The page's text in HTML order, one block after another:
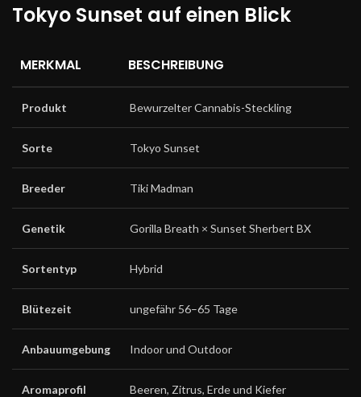
Tokyo Sunset auf einen Blick
MERKMAL BESCHREIBUNG
Produkt Bewurzelter Cannabis-Steckling
Sorte Tokyo Sunset
Breeder Tiki Madman
Genetik Gorilla Breath × Sunset Sherbert BX
Sortentyp Hybrid
Blütezeit ungefähr 56–65 Tage
Anbauumgebung Indoor und Outdoor
Aromaprofil Beeren, Zitrus, Erde und Kiefer